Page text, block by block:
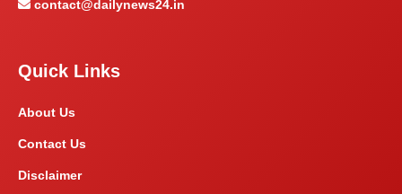
contact@dailynews24.in
Quick Links
About Us
Contact Us
Disclaimer